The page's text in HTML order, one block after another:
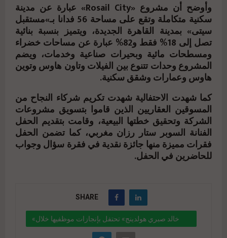
وأوضح أن مشروع «Rosail City» عبارة عن مدينة
سكنية متكاملة وتقع على مساحة 56 فدانا بـ»مستقبل
سيتى» بمدينة القاهرة الجديدة، ويتميز بنسبة بنائية
تصل إلى 18% فقط و82% عبارة عن مساحات خضراء
ومسطحات مائية وبحيرات صناعية وخدمات، ويضم
المشروع وحدات تتنوع بين الفيلات وتاون هاوس وتوين
هاوس وعمارات وشقق سكنية.
كما شهدت الاحتفالية شهدت تكريم شركاء النجاح من
المسوقين العقاريين الذين قاموا بتسويق مشروعات
الشركة وتحقيق خطتها البيعية، وقامت بتقديم الحفل
الفنانة السوبر ستار رزان مغربي، كما تضمن الحفل
فقرات مميزة منها جائزة نقدية في فقرة سؤال وجواب
للحاضرين في الحفل.
SHARE
«خالد صبري هولدينج» تحتفل بإنجازات موظفيها خلال